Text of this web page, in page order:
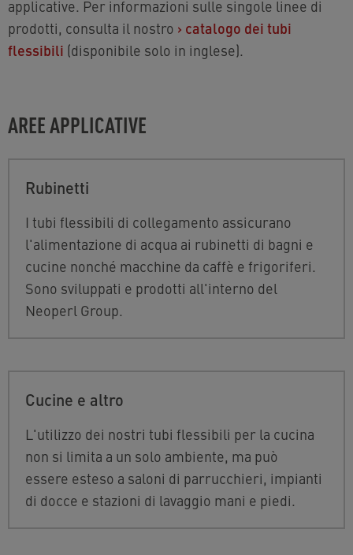
applicative. Per informazioni sulle singole linee di
prodotti, consulta il nostro › catalogo dei tubi
flessibili (disponibile solo in inglese).
AREE APPLICATIVE
Rubinetti
I tubi flessibili di collegamento assicurano
l'alimentazione di acqua ai rubinetti di bagni e
cucine nonché macchine da caffè e frigoriferi.
Sono sviluppati e prodotti all'interno del
Neoperl Group.
Cucine e altro
L'utilizzo dei nostri tubi flessibili per la cucina
non si limita a un solo ambiente, ma può
essere esteso a saloni di parrucchieri, impianti
di docce e stazioni di lavaggio mani e piedi.